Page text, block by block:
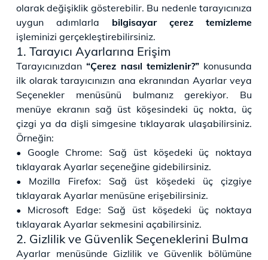
olarak değişiklik gösterebilir. Bu nedenle tarayıcınıza
uygun adımlarla bilgisayar çerez temizleme
işleminizi gerçekleştirebilirsiniz.
1. Tarayıcı Ayarlarına Erişim
Tarayıcınızdan“Çerez nasıl temizlenir?” konusunda
ilk olarak tarayıcınızın ana ekranından Ayarlar veya
Seçenekler menüsünü bulmanız gerekiyor. Bu
menüye ekranın sağ üst köşesindeki üç nokta, üç
çizgi ya da dişli simgesine tıklayarak ulaşabilirsiniz.
Örneğin:
• Google Chrome: Sağ üst köşedeki üç noktaya
tıklayarak Ayarlar seçeneğine gidebilirsiniz.
• Mozilla Firefox: Sağ üst köşedeki üç çizgiye
tıklayarak Ayarlar menüsüne erişebilirsiniz.
• Microsoft Edge: Sağ üst köşedeki üç noktaya
tıklayarak Ayarlar sekmesini açabilirsiniz.
2. Gizlilik ve Güvenlik Seçeneklerini Bulma
Ayarlar menüsünde Gizlilik ve Güvenlik bölümüne